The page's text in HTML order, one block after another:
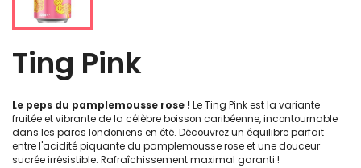
Ting Pink
Le peps du pamplemousse rose ! Le Ting Pink est la variante
fruitée et vibrante de la célèbre boisson caribéenne, incontournable
dans les parcs londoniens en été. Découvrez un équilibre parfait
entre l'acidité piquante du pamplemousse rose et une douceur
sucrée irrésistible. Rafraîchissement maximal garanti !